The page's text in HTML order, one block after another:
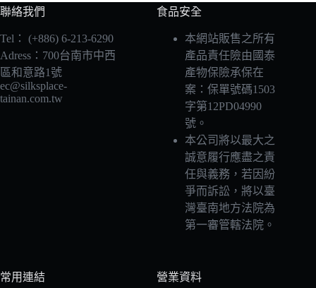
聯絡我們
Tel： (+886) 6-213-6290
Adress：700台南市中西
區和意路1號
ec@silksplace-
tainan.com.tw
食品安全
本網站販售之所有
產品責任險由國泰
產物保險承保在
案：保單號碼1503
字第12PD04990
號。
本公司將以最大之
誠意履行應盡之責
任與義務，若因紛
爭而訴訟，將以臺
灣臺南地方法院為
第一審管轄法院。
常用連結 營業資料